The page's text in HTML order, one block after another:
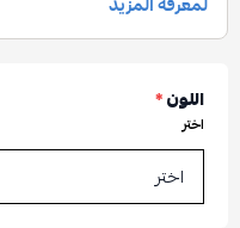
اللون*
اختر